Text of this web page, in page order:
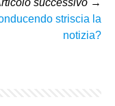
striscia la
notizia?